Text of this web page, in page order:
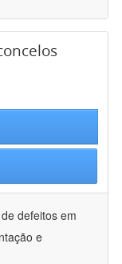
defeitos em
e